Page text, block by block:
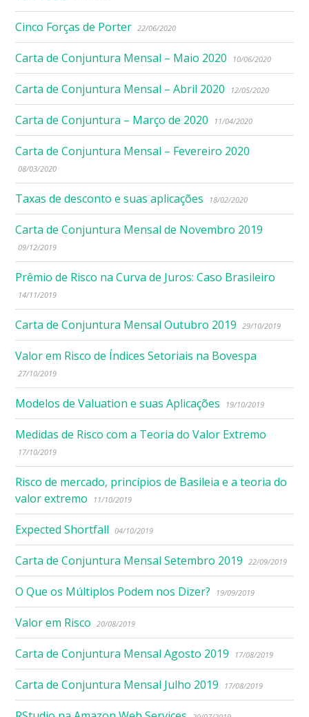
Cinco Forças de Porter 22/06/2020
Carta de Conjuntura Mensal – Maio 2020 10/06/2020
Carta de Conjuntura Mensal – Abril 2020 12/05/2020
Carta de Conjuntura – Março de 2020 11/04/2020
Carta de Conjuntura Mensal – Fevereiro 2020
08/03/2020
Taxas de desconto e suas aplicações 18/02/2020
Carta de Conjuntura Mensal de Novembro 2019
09/12/2019
Prêmio de Risco na Curva de Juros: Caso Brasileiro
14/11/2019
Carta de Conjuntura Mensal Outubro 2019 29/10/2019
Valor em Risco de Índices Setoriais na Bovespa
27/10/2019
Modelos de Valuation e suas Aplicações 19/10/2019
Medidas de Risco com a Teoria do Valor Extremo
17/10/2019
Risco de mercado, princípios de Basileia e a teoria do
valor extremo
11/10/2019
Expected Shortfall 04/10/2019
Carta de Conjuntura Mensal Setembro 2019 22/09/2019
O Que os Múltiplos Podem nos Dizer? 19/09/2019
Valor em Risco 20/08/2019
Carta de Conjuntura Mensal Agosto 2019 17/08/2019
Carta de Conjuntura Mensal Julho 2019 17/08/2019